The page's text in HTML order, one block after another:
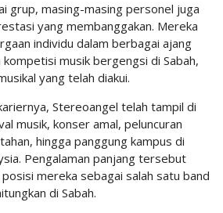
grup, masing-masing personel juga
yang membanggakan. Mereka
individu dalam berbagai ajang
musik bergengsi di Sabah,
yang telah diakui.
Stereoangel telah tampil di
musik, konser amal, peluncuran
hingga panggung kampus di
Pengalaman panjang tersebut
mereka sebagai salah satu band
di Sabah.